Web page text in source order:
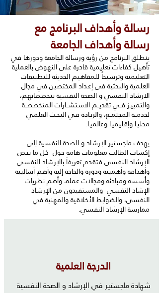
رسالة وأهداف البرنامج مع
رسالة وأهداف الجامعة
ينطلق البرنامج من رؤية ورسالة الجامعة ودورها في
تأهيل كفاءات تعليمية قادرة على النهوض بالعملية
التعليمية وترسيخاً للمفاهيم الحديثة للتطبيقات
العلمية والبحثية فى إعـداد المختصين في مجال
الارشاد النفسي و الصحة النفسية بتخصصاتهم،
والتمييـز فــي تقديــم الاستشــارات المتخصصــة
لخدمــة المجتمــع، والريـادة فـي البحـث العلمـي
محليـا وإقليميـا وعالميـا.
يهدف ماجستير الإرشاد و الصحة النفسية إلى
إكساب الطالب معلومات هامة حول كل ما يخض
الإرشاد النفسي فتقدم تعريفاً بالإرشاد النفسي
وأهدافه وأهميته ودوره والحاجة إليه وأهم أساليبه
وأسسه ومبادئه ومجالات عمله، وأهم نظريات
الإشاد النفسي والمستفيدون من الإرشاد
النفسي، والضوابط الأخلاقية والمهنية في
ممارسة الإرشاد النفسي.
الدرجة العلمية
شهادة ماجستير في الإرشاد و الصحة النفسية